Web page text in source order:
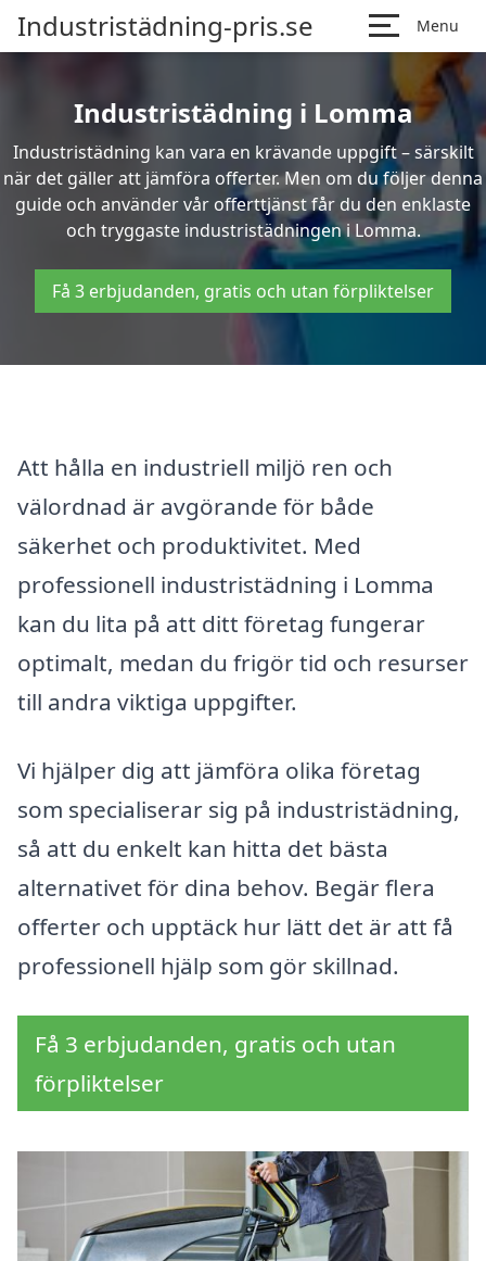
Industristädning-pris.se Menu
Industristädning i Lomma
Industristädning kan vara en krävande uppgift – särskilt
när det gäller att jämföra offerter. Men om du följer denna
guide och använder vår offerttjänst får du den enklaste
och tryggaste industristädningen i Lomma.
Få 3 erbjudanden, gratis och utan förpliktelser
Att hålla en industriell miljö ren och
välordnad är avgörande för både
säkerhet och produktivitet. Med
professionell industristädning i Lomma
kan du lita på att ditt företag fungerar
optimalt, medan du frigör tid och resurser
till andra viktiga uppgifter.
Vi hjälper dig att jämföra olika företag
som specialiserar sig på industristädning,
så att du enkelt kan hitta det bästa
alternativet för dina behov. Begär flera
offerter och upptäck hur lätt det är att få
professionell hjälp som gör skillnad.
Få 3 erbjudanden, gratis och utan
förpliktelser